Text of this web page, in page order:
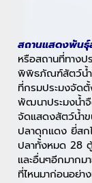
สถานแสดงพันธุ์
หรือสถานที่ทางป
พิพิธภัณฑ์สัตว์น้ำ
ที่กรมประมงจัด
พัฒนาประมงน้ำ
จัดแสดงสัตว์น้ำ
ปลาดุกแดง ยี่สก
ปลาทั้งหมด 28
และอื่นๆอีกมากม
ที่ไหนมาก่อนอย่า